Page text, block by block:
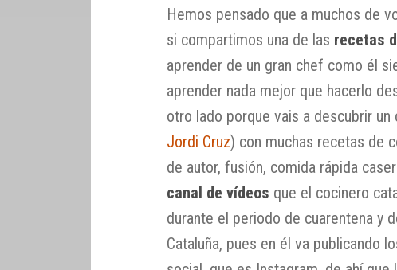
Hemos pensado que a muchos de
si compartimos una de las recetas
aprender de un gran chef como él
aprender nada mejor que hacerlo
otro lado porque vais a descubrir un
Jordi Cruz) con muchas recetas de
de autor, fusión, comida rápida
canal de vídeos que el cocinero
durante el periodo de cuarentena y
Cataluña, pues en él va publicando